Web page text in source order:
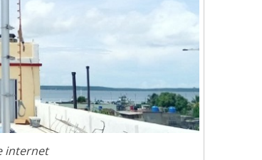
internet
Molina 0
Cuento de hadas
interclasista en la alta
burguesía mexicana
30 diciembre, 2025
Julio Martínez Molina
0